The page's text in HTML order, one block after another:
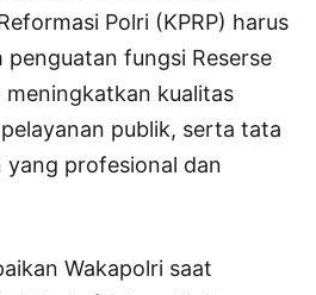
Polri (KPRP) harus
fungsi Reserse
meningkatkan kualitas
publik, serta tata
yang profesional dan
Wakapolri saat